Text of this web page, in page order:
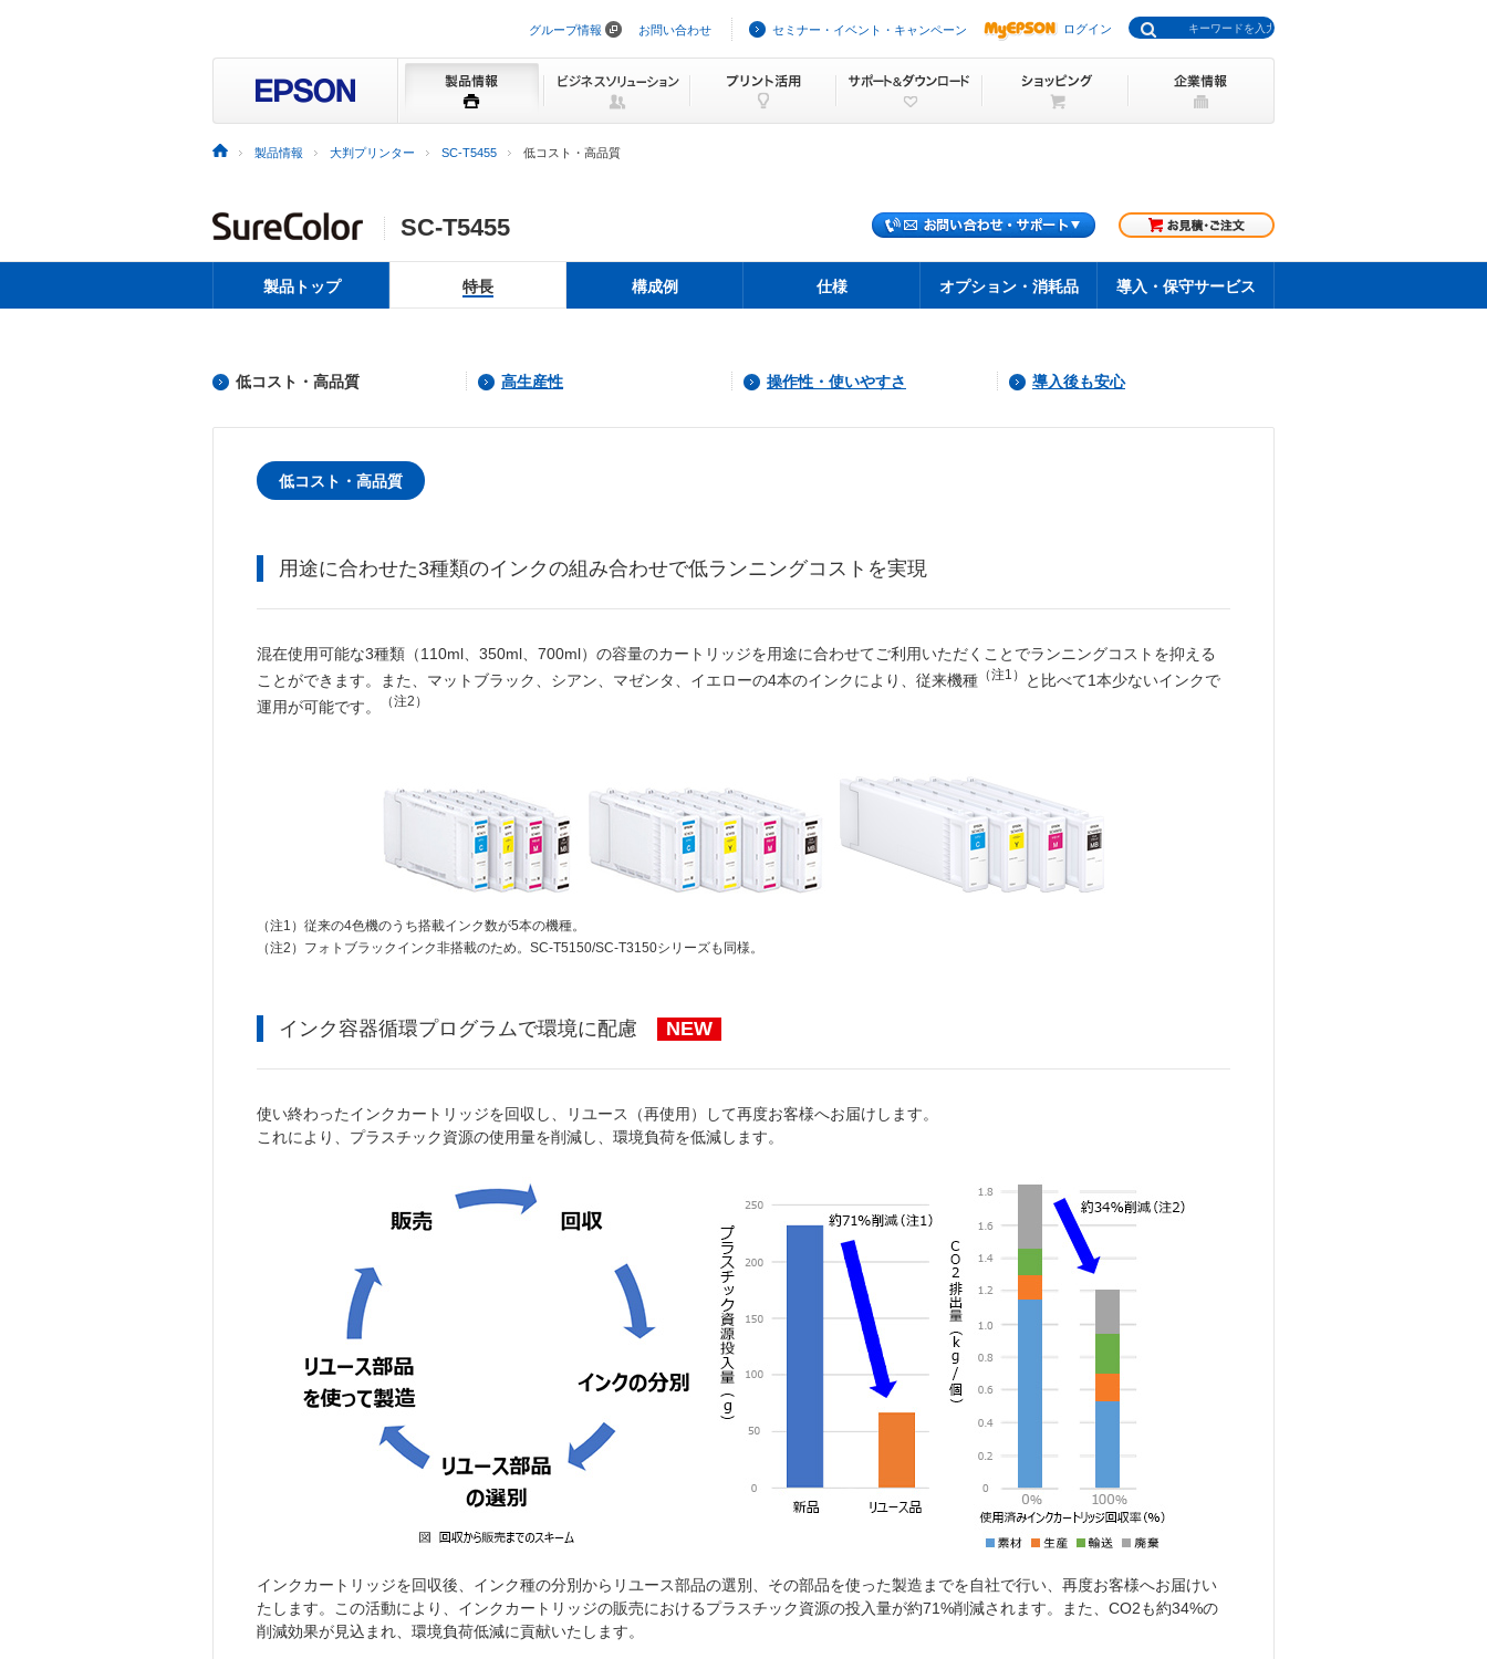
ビ
ョ
グループ情報 お問い合わせ セミナー・イベント・キャンペーン ログイン
製品情報 大判プリンター SC-T5455 低コスト・高品質
SC-T5455
製品トップ 特長 構成例 仕様 オプション・消耗品 導入・保守サービス
低コスト・高品質 高生産性 操作性・使いやすさ 導入後も安心
低コスト・高品質
用途に合わせた3種類のインクの組み合わせで低ランニングコストを実現
混在使用可能な3種類（110ml、350ml、700ml）の容量のカートリッジを用途に合わせてご利用いただくことでランニングコストを抑える
ことができます。また、マットブラック、シアン、マゼンタ、イエローの4本のインクにより、従来機種 （注1）
と比べて1本少ないインクで
運用が可能です。
（注2）
（注1） 従来の4色機のうち搭載インク数が5本の機種。
（注2） フォトブラックインク非搭載のため。SC-T5150/SC-T3150シリーズも同様。
インク容器循環プログラムで環境に配慮 NEW
使い終わったインクカートリッジを回収し、リユース（再使用）して再度お客様へお届けします。
これにより、プラスチック資源の使用量を削減し、環境負荷を低減します。
インクカートリッジを回収後、インク種の分別からリユース部品の選別、その部品を使った製造までを自社で行い、再度お客様へお届けい
たします。この活動により、インクカートリッジの販売におけるプラスチック資源の投入量が約71%削減されます。また、CO2も約34%の
削減効果が見込まれ、環境負荷低減に貢献いたします。